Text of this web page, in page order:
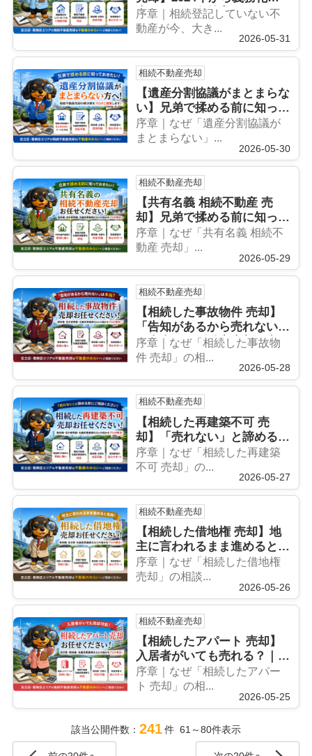
売れない・名義変更できない
を防ぐ方法とは？
序章｜相続登記していない不
動産が今、大き...
2026-05-31
相続不動産売却
【遺産分割協議がまとまらな
い】兄弟で揉める前に知って
おきたい！相続不動産売却の
解決策とは？｜不動産のみら
序章｜なぜ「遺産分割協議が
まとまらない」...
2026-05-30
相続不動産売却
【共有名義 相続不動産 売
却】兄弟で揉める前に知って
おきたい！｜不動産売却・借
地権・空き家問題・名義変更
義務化まで徹底解説｜不動産
のみらい
序章｜なぜ「共有名義 相続不
動産 売却」...
2026-05-29
相続不動産売却
【相続した事故物件 売却】
「告知があるから売れない」
は本当？｜不動産売却・空き
家問題・借地権・名義変更義
務化まで徹底解説｜不動産の
みらい
序章｜なぜ「相続した事故物
件 売却」の相...
2026-05-28
相続不動産売却
【相続した再建築不可 売
却】「売れない」と諦める前
に！｜不動産売却・借地権・
空き家問題・名義変更義務化
まで徹底解説｜不動産のみら
い
序章｜なぜ「相続した再建築
不可 売却」の...
2026-05-27
相続不動産売却
【相続した借地権 売却】地
主に言われるまま進めると危
険？｜不動産売却・空き家問
題・名義変更義務化まで徹底
解説｜不動産のみらい
序章｜なぜ「相続した借地権
売却」の相談...
2026-05-26
相続不動産売却
【相続したアパート 売却】
入居者がいても売れる？｜不
動産売却・借地権・相続登記
義務化まで徹底解説｜不動産
序章｜なぜ「相続したアパー
ト 売却」の相...
2026-05-25
該当公開件数： 241件 61～80件表示